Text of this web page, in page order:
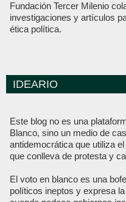
Fundación Tercer Milenio
investigaciones y artículos
ética política.
IDEARIO
Este blog no es una
Blanco, sino un medio de
antidemocrática que utiliza
que conlleva de protesta y
El voto en blanco es una
políticos ineptos y expresa